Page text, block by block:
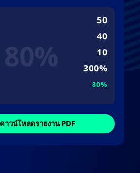
50
40
10
300%
80%
ดาวน์โหลดรายงาน PDF